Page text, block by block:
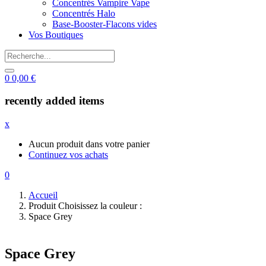
Concentrés Vampire Vape
Concentrés Halo
Base-Booster-Flacons vides
Vos Boutiques
0 0,00 €
recently added items
x
Aucun produit dans votre panier
Continuez vos achats
0
Accueil
Produit Choisissez la couleur :
Space Grey
Space Grey